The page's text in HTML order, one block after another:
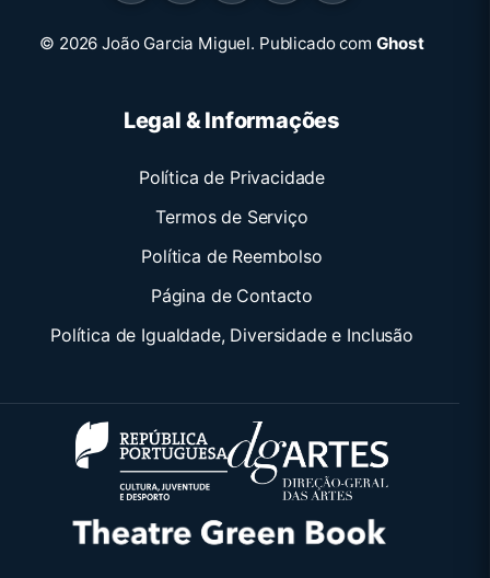
© 2026 João Garcia Miguel. Publicado com Ghost
Legal & Informações
Política de Privacidade
Termos de Serviço
Política de Reembolso
Página de Contacto
Política de Igualdade, Diversidade e Inclusão